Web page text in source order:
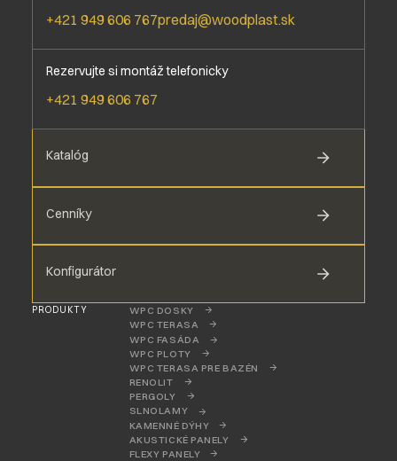
+421 949 606 767predaj@woodplast.sk
Rezervujte si montáž telefonicky
+421 949 606 767
Katalóg
Cenníky
Konfigurátor
PRODUKTY
WPC DOSKY
WPC TERASA
WPC FASÁDA
WPC PLOTY
WPC TERASA PRE BAZÉN
RENOLIT
PERGOLY
SLNOLAMY
KAMENNÉ DÝHY
AKUSTICKÉ PANELY
FLEXY PANELY